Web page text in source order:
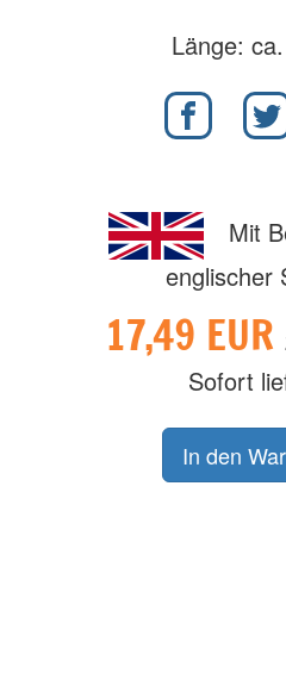
Länge:
Mit
englischer
17,49 EUR
Sofort